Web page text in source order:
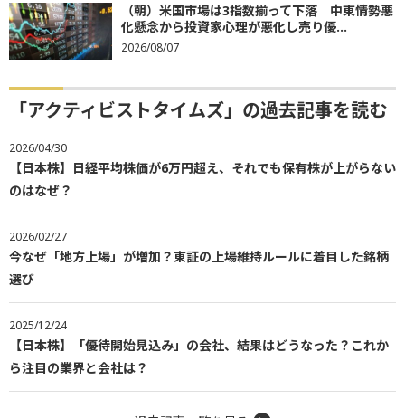
（朝）米国市場は3指数揃って下落 中東情勢悪
化懸念から投資家心理が悪化し売り優...
2026/08/07
「アクティビストタイムズ」の過去記事を読む
2026/04/30
【日本株】日経平均株価が6万円超え、それでも保有株が上がらない
のはなぜ？
2026/02/27
今なぜ「地方上場」が増加？東証の上場維持ルールに着目した銘柄
選び
2025/12/24
【日本株】「優待開始見込み」の会社、結果はどうなった？これか
ら注目の業界と会社は？